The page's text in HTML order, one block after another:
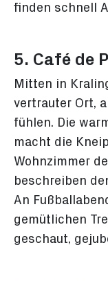
finden schnell
5. Café de
Mitten in
vertrauter Ort,
fühlen. Die
macht die
Wohnzimmer
beschreiben
An
gemütlichen
geschaut,